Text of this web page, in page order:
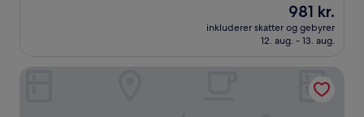
anmeldelser)
Prisen
er
981 kr.
981 kr.
inkluderer skatter og gebyrer
12. aug. - 13. aug.